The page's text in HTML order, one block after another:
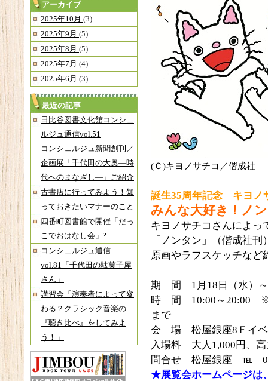
アーカイブ
2025年10月 (3)
2025年9月 (5)
2025年8月 (5)
2025年7月 (4)
2025年6月 (3)
最近の記事
日比谷図書文化館コンシェ
ルジュ通信vol.51
コンシェルジュ新聞創刊／
企画展「千代田の大奥―時
代へのまなざし―」ご紹介
古書店に行ってみよう！知
っておきたいマナーのこと
四番町図書館で開催「だっ
こでおはなし会」?
コンシェルジュ通信
vol.81「千代田の駄菓子屋
さん」
講習会「演奏者によって変
わる？クラシック音楽の
『聴き比べ』をしてみよ
う！」
(Ｃ)キヨノサチコ／偕成社
誕生35周年記念 キヨノ
みんな大好き！ノ
キヨノサチコさんによっ
「ノンタン」（偕成社
原画やラフスケッチなど
期 間 1月18日（水）～
時 間 10:00～20:00 ※
まで
会 場 松屋銀座8Ｆイベ
入場料 大人1,000円、高
問合せ 松屋銀座 ℡ 03-
★展覧会ホームページは